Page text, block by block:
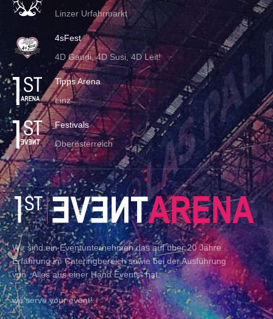
Linzer Urfahrmarkt
4sFest
4D Gaudi, 4D Susi, 4D Leit!
Tipps Arena
Linz
Festivals
Oberösterreich
Wir sind ein Eventunternehmen das auf über 20 Jahre
Erfahrung im Cateringbereich sowie bei der Ausführung
von „Alles aus einer Hand Events“ hat.
we serve your event!.